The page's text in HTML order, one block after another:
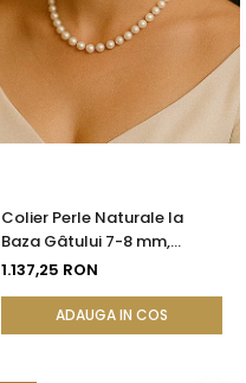
Colier Perle Naturale la
Baza Gâtului 7-8 mm,
Închizătoare Aur 14K |
1.137,25 RON
ADAUGA IN COS